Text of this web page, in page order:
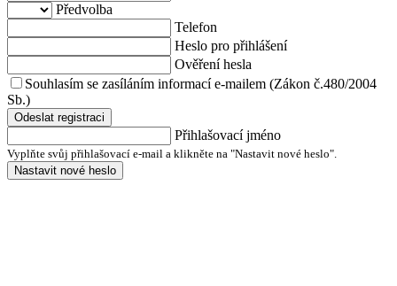
Předvolba
Telefon
Heslo pro přihlášení
Ověření hesla
Souhlasím se zasíláním informací e-mailem (Zákon č.480/2004
Sb.)
Odeslat registraci
Přihlašovací jméno
Vyplňte svůj přihlašovací e-mail a klikněte na "Nastavit nové heslo".
Nastavit nové heslo